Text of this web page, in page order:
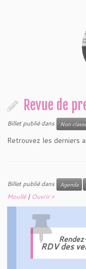
Revue de
Billet publié dans Non
Retrouvez les derniers
Billet publié dans Agenda
Moullé| Ouvrir »
RDV des